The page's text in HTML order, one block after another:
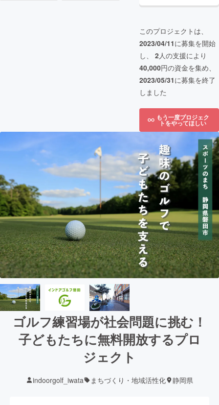
このプロジェクトは、
2023/04/11に募集を開始
し、 2人の支援により
40,000円の資金を集め、
2023/05/31に募集を終了
しました
もう一度プロジェク
トをやってほしい
ゴルフ練習場が社会問題に挑む！
子どもたちに無料開放するプロ
ジェクト
indoorgolf_iwata まちづくり・地域活性化 静岡県